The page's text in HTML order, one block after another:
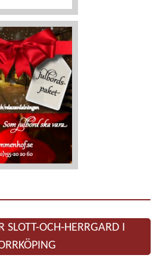
SLOTT-OCH-HERRGARD I